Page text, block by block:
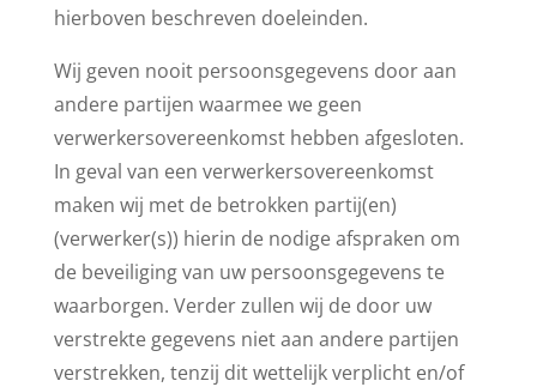
hierboven beschreven doeleinden.
Wij geven nooit persoonsgegevens door aan
andere partijen waarmee we geen
verwerkersovereenkomst hebben afgesloten.
In geval van een verwerkersovereenkomst
maken wij met de betrokken partij(en)
(verwerker(s)) hierin de nodige afspraken om
de beveiliging van uw persoonsgegevens te
waarborgen. Verder zullen wij de door uw
verstrekte gegevens niet aan andere partijen
verstrekken, tenzij dit wettelijk verplicht en/of